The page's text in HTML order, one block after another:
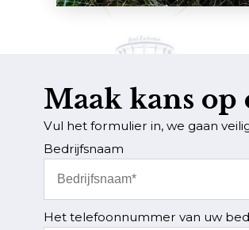
Maak kans
Vul het formulier in, we gaan
Bedrijfsnaam
Het telefoonnummer van uw